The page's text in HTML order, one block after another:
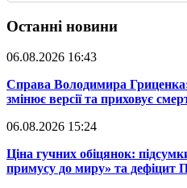
Останні новини
06.08.2026 16:43
​Справа Володимира
змінює версії та приховує
06.08.2026 15:24
​Ціна гучних обіцянок:
примусу до миру» та дефіцит